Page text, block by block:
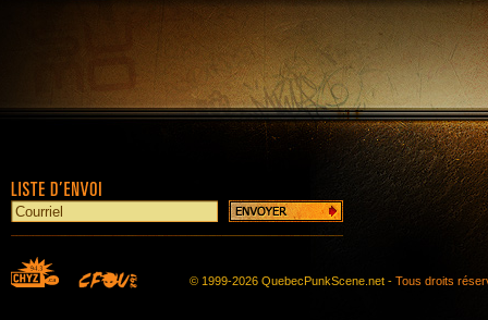
© 1999-2026 QuebecPunkScene.net - Tous droits